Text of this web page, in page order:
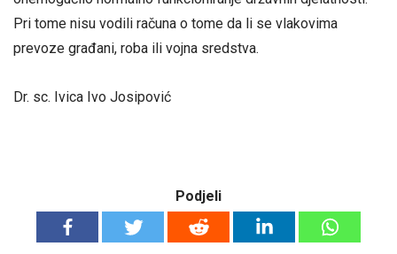
Pri tome nisu vodili računa o tome da li se vlakovima
prevoze građani, roba ili vojna sredstva.
Dr. sc. Ivica Ivo Josipović
Podjeli